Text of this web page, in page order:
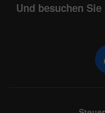
Und besuchen